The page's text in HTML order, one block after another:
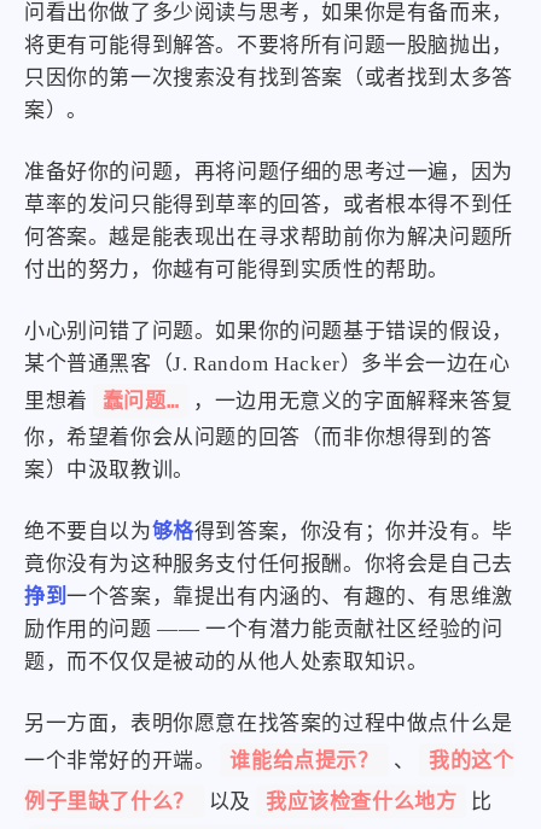
问看出你做了多少阅读与思考，如果你是有备而来，
将更有可能得到解答。不要将所有问题一股脑抛出，
只因你的第一次搜索没有找到答案（或者找到太多答
案）。
准备好你的问题，再将问题仔细的思考过一遍，因为
草率的发问只能得到草率的回答，或者根本得不到任
何答案。越是能表现出在寻求帮助前你为解决问题所
付出的努力，你越有可能得到实质性的帮助。
小心别问错了问题。如果你的问题基于错误的假设，
某个普通黑客（J. Random Hacker）多半会一边在心
里想着
蠢问题…
，一边用无意义的字面解释来答复
你，希望着你会从问题的回答（而非你想得到的答
案）中汲取教训。
绝不要自以为够格得到答案，你没有；你并没有。毕
竟你没有为这种服务支付任何报酬。你将会是自己去
挣到一个答案，靠提出有内涵的、有趣的、有思维激
励作用的问题 —— 一个有潜力能贡献社区经验的问
题，而不仅仅是被动的从他人处索取知识。
另一方面，表明你愿意在找答案的过程中做点什么是
一个非常好的开端。
谁能给点提示？ 、
我的这个
例子里缺了什么？
以及 我应该检查什么地方 比